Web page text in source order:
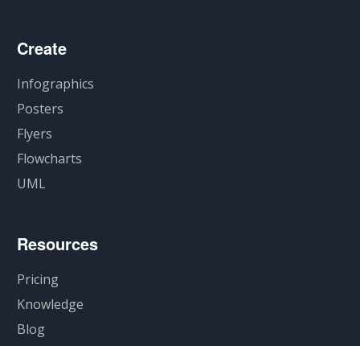
Create
Infographics
Posters
Flyers
Flowcharts
UML
Resources
Pricing
Knowledge
Blog